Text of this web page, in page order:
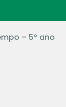
– 5º ano